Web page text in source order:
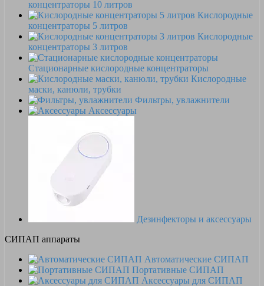
концентраторы 10 литров
Кислородные
концентраторы 5 литров
Кислородные
концентраторы 3 литров
Стационарные кислородные концентраторы
Кислородные
маски, канюли, трубки
Фильтры, увлажнители
Аксессуары
Дезинфекторы и аксессуары
СИПАП аппараты
Автоматические СИПАП
Портативные СИПАП
Аксессуары для СИПАП